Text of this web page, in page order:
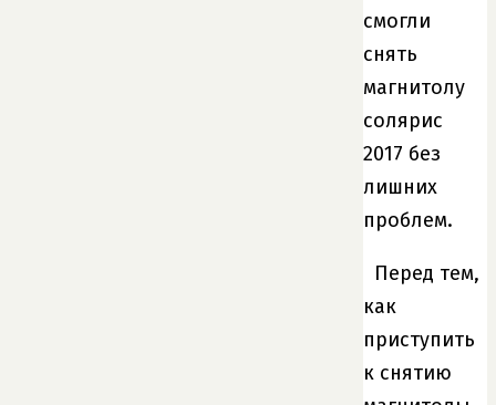
смогли
снять
магнитолу
солярис
2017 без
лишних
проблем.
Перед тем,
как
приступить
к снятию